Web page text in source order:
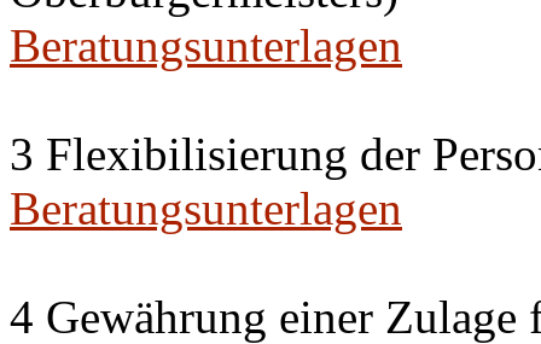
Beratungsunterlagen
3 Flexibilisierung der
Beratungsunterlagen
4 Gewährung einer